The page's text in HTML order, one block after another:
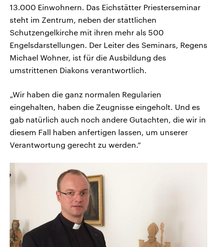
13.000 Einwohnern. Das Eichstätter Priesterseminar
steht im Zentrum, neben der stattlichen
Schutzengelkirche mit ihren mehr als 500
Engelsdarstellungen. Der Leiter des Seminars, Regens
Michael Wohner, ist für die Ausbildung des
umstrittenen Diakons verantwortlich.
„Wir haben die ganz normalen Regularien
eingehalten, haben die Zeugnisse eingeholt. Und es
gab natürlich auch noch andere Gutachten, die wir in
diesem Fall haben anfertigen lassen, um unserer
Verantwortung gerecht zu werden.“